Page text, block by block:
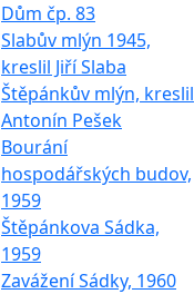
Dům čp. 83
Slabův mlýn 1945,
kreslil Jiří Slaba
Štěpánkův mlýn, kreslil
Antonín Pešek
Bourání
hospodářských budov,
1959
Štěpánkova Sádka,
1959
Zavážení Sádky, 1960